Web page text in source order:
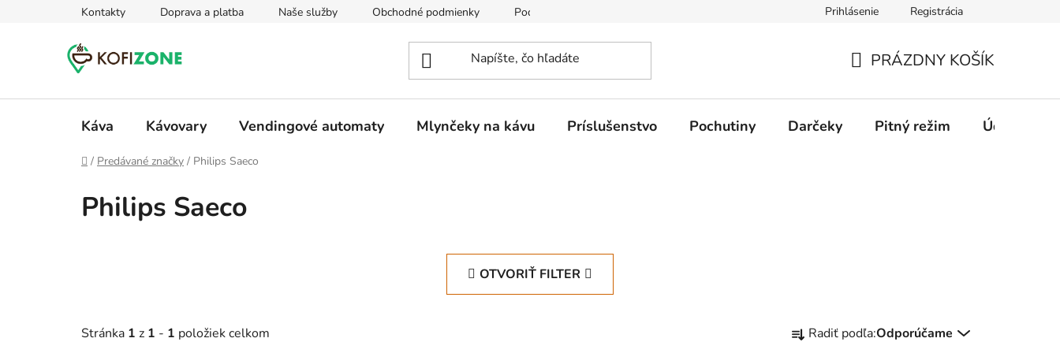
Kontakty Doprava a platba Naše služby Obchodné podmienky Podmienky ochrany osobných údajov Prihlásenie Registrácia
KOŠÍK
PRÁZDNY KOŠÍK
Káva Kávovary Vendingové automaty Mlynčeky na kávu Príslušenstvo Pochutiny Darčeky Pitný režim Údržba
Domov
/ Predávané značky / Philips Saeco
Philips Saeco
OTVORIŤ FILTER
Stránka 1 z 1 - 1 položiek celkom
a Radiť podľa:Odporúčame